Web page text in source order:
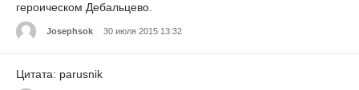
героическом Дебальцево.
Josephsok 30 июля 2015 13:32
Цитата: parusnik